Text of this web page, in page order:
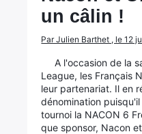
un câlin !
Par Julien Barthet , le 12
A l'occasion de la
League, les Français
leur partenariat. Il en
dénomination
tournoi la NACON 6
que sponsor, Nacon